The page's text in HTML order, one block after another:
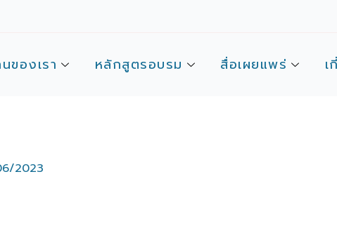
ของเรา หลักสูตรอบรม สื่อเผยแพร่ เ
2023